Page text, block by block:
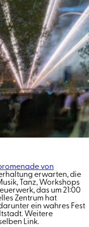
von
erwarten, die
Tanz, Workshops
das um 21:00
Zentrum hat
ein wahres Fest
Weitere
Link.